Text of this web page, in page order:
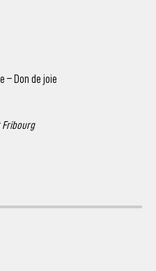
– Don de joie
Fribourg